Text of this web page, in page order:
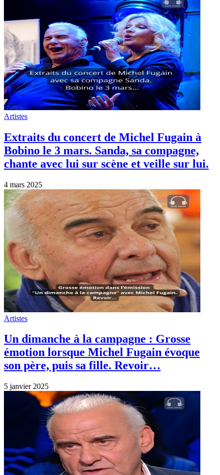
Artistes
Extraits du concert de Michel Fugain à
Bobino le 3 mars. Sanda, sa compagne,
chante avec lui sur scène et veille sur lui.
4 mars 2025
Artistes
Un dimanche à la campagne : Grosse
émotion lorsque Michel Fugain évoque
son père, puis sa fille. Revoir…
5 janvier 2025